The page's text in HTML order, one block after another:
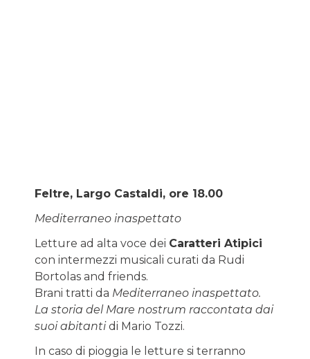
Feltre, Largo Castaldi, ore 18.00
Mediterraneo inaspettato
Letture ad alta voce dei Caratteri Atipici
con intermezzi musicali curati da Rudi
Bortolas and friends.
Brani tratti da Mediterraneo inaspettato.
La storia del Mare nostrum raccontata dai
suoi abitantidi Mario Tozzi.
In caso di pioggia le letture si terranno